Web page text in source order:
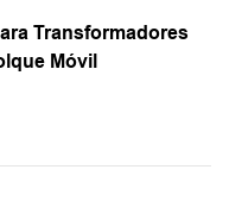
Transformadores
Móvil